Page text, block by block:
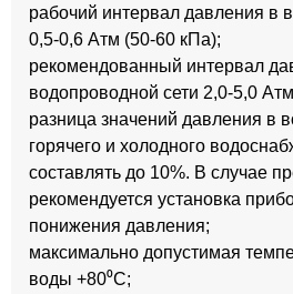
рабочий интервал давления в
0,5-0,6 Атм (50-60 кПа);
рекомендованный интервал
водопроводной сети 2,0-5,0
разница значений давления в
горячего и холодного
составлять до 10%. В случае
рекомендуется установка
понижения давления;
максимально допустимая
воды +80⁰С;